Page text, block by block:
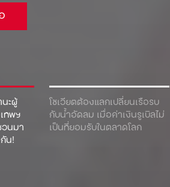
ะผู้
ทพฯ
วนมา
น!
โซเวียตต้องแลกเปลี่ยนเรือรบ
กับน้ำอัดลม เมื่อค่าเงินรูเบิลไม่
เป็นที่ยอมรับในตลาดโลก